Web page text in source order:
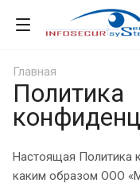
Главная
Политика
Настоящая Политика
каким образом ООО